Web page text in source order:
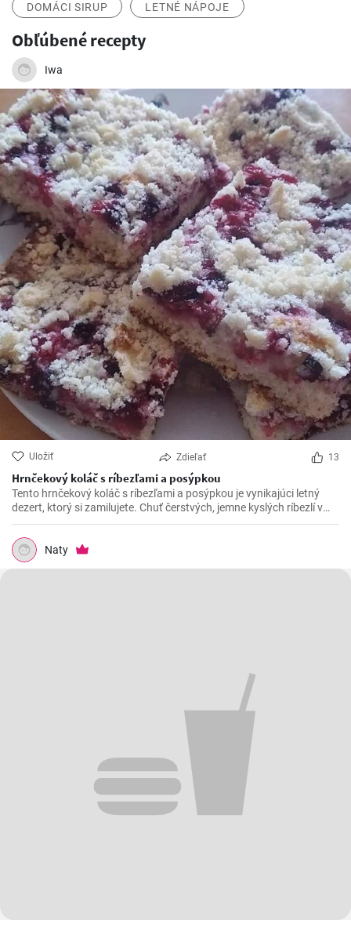
DOMÁCI SIRUP LETNÉ NÁPOJE
Obľúbené recepty
Iwa
Uložiť Zdieľať 13
Hrnčekový koláč s ríbezľami a posýpkou
Tento hrnčekový koláč s ríbezľami a posýpkou je vynikajúci letný
dezert, ktorý si zamilujete. Chuť čerstvých, jemne kyslých ríbezlí v
kombinácii so sladkou posýpkou robí z tohto koláča perfektný záver
akéhokoľvek jedla.
Naty